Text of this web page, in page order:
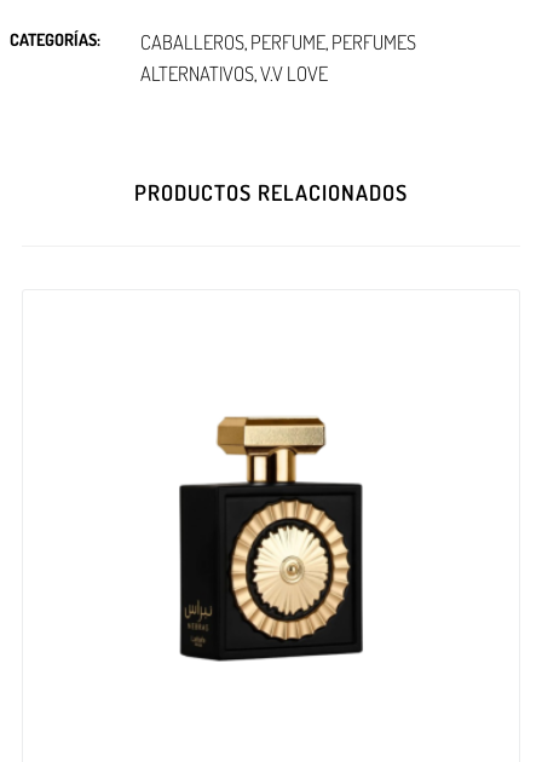
CATEGORÍAS: CABALLEROS, PERFUME, PERFUMES
ALTERNATIVOS,V.V LOVE
PRODUCTOS RELACIONADOS